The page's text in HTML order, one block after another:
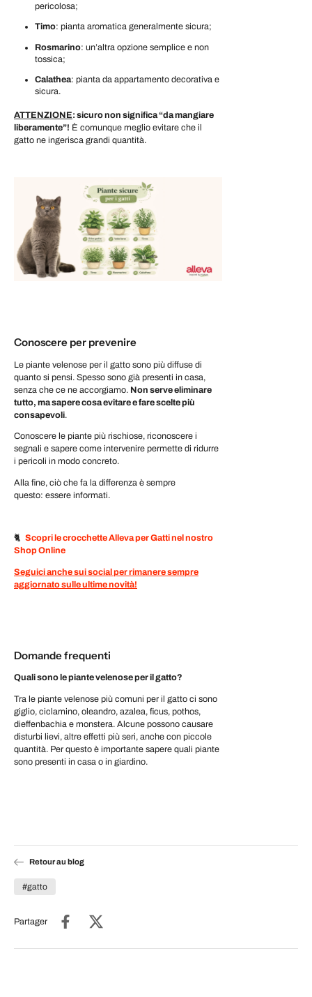
pericolosa;
Timo: pianta aromatica generalmente sicura;
Rosmarino: un’altra opzione semplice e non
tossica;
Calathea: pianta da appartamento decorativa e
sicura.
ATTENZIONE: sicuro non significa “da mangiare
liberamente”! È comunque meglio evitare che il
gatto ne ingerisca grandi quantità.
Conoscere per prevenire
Le piante velenose per il gatto sono più diffuse di
quanto si pensi. Spesso sono già presenti in casa,
senza che ce ne accorgiamo. Non serve eliminare
tutto, ma sapere cosa evitare e fare scelte più
consapevoli.
Conoscere le piante più rischiose, riconoscere i
segnali e sapere come intervenire permette di ridurre
i pericoli in modo concreto.
Alla fine, ciò che fa la differenza è sempre
questo: essere informati.
🐈 Scopri le crocchette Alleva per Gatti nel nostro
Shop Online
Seguici anche sui social per rimanere sempre
aggiornato sulle ultime novità!
Domande frequenti
Quali sono le piante velenose per il gatto?
Tra le piante velenose più comuni per il gatto ci sono
giglio, ciclamino, oleandro, azalea, ficus, pothos,
dieffenbachia e monstera. Alcune possono causare
disturbi lievi, altre effetti più seri, anche con piccole
quantità. Per questo è importante sapere quali piante
sono presenti in casa o in giardino.
Retour au blog
#gatto
Partager